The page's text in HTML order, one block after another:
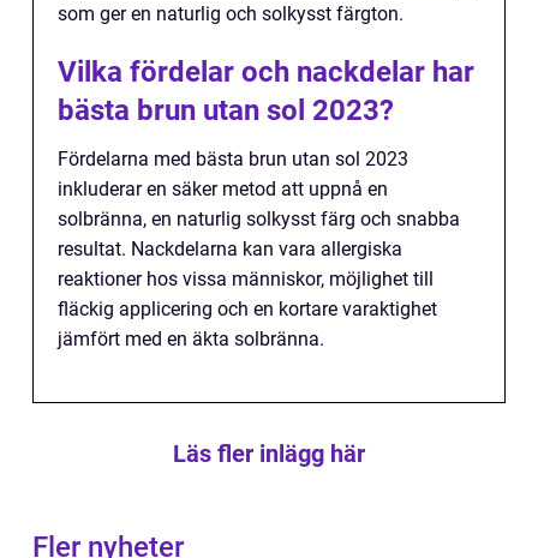
som ger en naturlig och solkysst färgton.
Vilka fördelar och nackdelar har
bästa brun utan sol 2023?
Fördelarna med bästa brun utan sol 2023
inkluderar en säker metod att uppnå en
solbränna, en naturlig solkysst färg och snabba
resultat. Nackdelarna kan vara allergiska
reaktioner hos vissa människor, möjlighet till
fläckig applicering och en kortare varaktighet
jämfört med en äkta solbränna.
Läs fler inlägg här
Fler nyheter